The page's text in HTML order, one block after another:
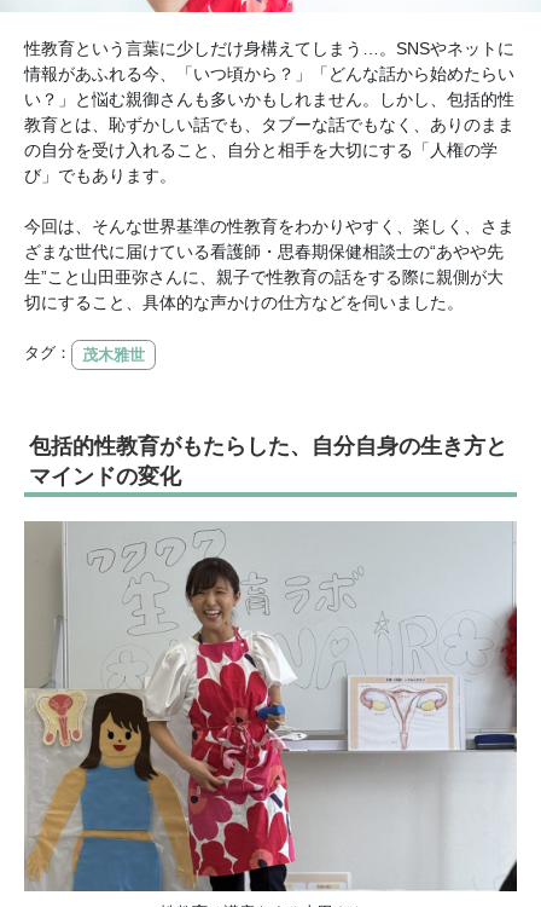
性教育という言葉に少しだけ身構えてしまう…。SNSやネットに
情報があふれる今、「いつ頃から？」「どんな話から始めたらい
い？」と悩む親御さんも多いかもしれません。しかし、包括的性
教育とは、恥ずかしい話でも、タブーな話でもなく、ありのまま
の自分を受け入れること、自分と相手を大切にする「人権の学
び」でもあります。
今回は、そんな世界基準の性教育をわかりやすく、楽しく、さま
ざまな世代に届けている看護師・思春期保健相談士の“あやや先
生”こと山田亜弥さんに、親子で性教育の話をする際に親側が大
切にすること、具体的な声かけの仕方などを伺いました。
タグ： 茂木雅世
包括的性教育がもたらした、自分自身の生き方と
マインドの変化